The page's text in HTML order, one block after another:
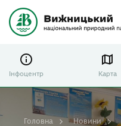
Інфоцентр Карта
Головна Новини